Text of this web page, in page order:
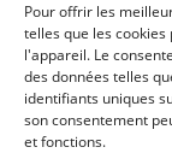
Pour offrir les
telles que les
l'appareil. Le
des données telles
identifiants uniques
son consentement
et fonctions.
Blancale